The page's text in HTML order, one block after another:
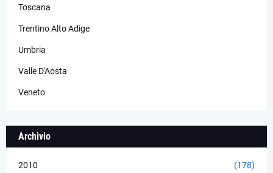
Toscana
Trentino Alto Adige
Umbria
Valle D'Aosta
Veneto
Archivio
2010 (178)